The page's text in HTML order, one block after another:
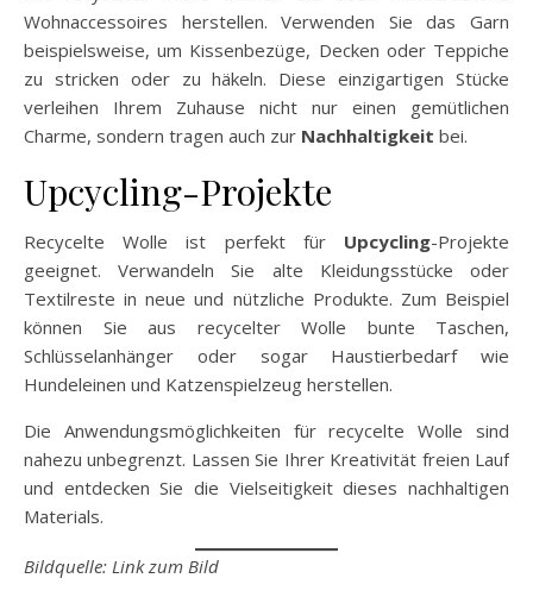
Wohnaccessoires herstellen. Verwenden Sie das Garn
beispielsweise, um Kissenbezüge, Decken oder Teppiche
zu stricken oder zu häkeln. Diese einzigartigen Stücke
verleihen Ihrem Zuhause nicht nur einen gemütlichen
Charme, sondern tragen auch zur Nachhaltigkeit bei.
Upcycling-Projekte
Recycelte Wolle ist perfekt für Upcycling-Projekte
geeignet. Verwandeln Sie alte Kleidungsstücke oder
Textilreste in neue und nützliche Produkte. Zum Beispiel
können Sie aus recycelter Wolle bunte Taschen,
Schlüsselanhänger oder sogar Haustierbedarf wie
Hundeleinen und Katzenspielzeug herstellen.
Die Anwendungsmöglichkeiten für recycelte Wolle sind
nahezu unbegrenzt. Lassen Sie Ihrer Kreativität freien Lauf
und entdecken Sie die Vielseitigkeit dieses nachhaltigen
Materials.
Bildquelle: Link zum Bild